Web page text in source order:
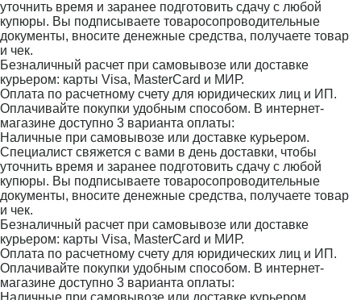
уточнить время и заранее подготовить сдачу с любой
купюры. Вы подписываете товаросопроводительные
документы, вносите денежные средства, получаете товар
и чек.
Безналичный расчет при самовывозе или доставке
курьером: карты Visa, MasterCard и МИР.
Оплата по расчетному счету для юридических лиц и ИП.
Оплачивайте покупки удобным способом. В интернет-
магазине доступно 3 варианта оплаты:
Наличные при самовывозе или доставке курьером.
Специалист свяжется с вами в день доставки, чтобы
уточнить время и заранее подготовить сдачу с любой
купюры. Вы подписываете товаросопроводительные
документы, вносите денежные средства, получаете товар
и чек.
Безналичный расчет при самовывозе или доставке
курьером: карты Visa, MasterCard и МИР.
Оплата по расчетному счету для юридических лиц и ИП.
Оплачивайте покупки удобным способом. В интернет-
магазине доступно 3 варианта оплаты:
Наличные при самовывозе или доставке курьером.